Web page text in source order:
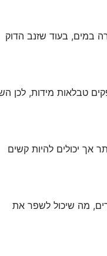
במים, בעוד שזנב הדוק
טבלאות מידות, לכן
אך יכולים להיות קשים
מה שיכול לשפר את